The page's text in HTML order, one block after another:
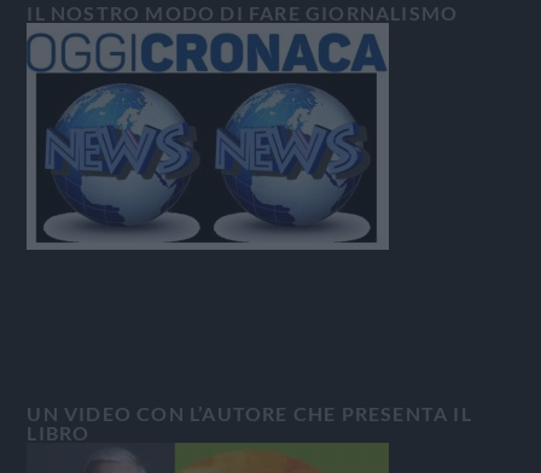
IL NOSTRO MODO DI FARE GIORNALISMO
UN VIDEO CON L’AUTORE CHE PRESENTA IL
LIBRO